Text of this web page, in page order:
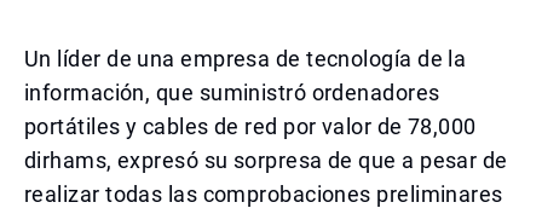
Un líder de una empresa de tecnología de la
información, que suministró ordenadores
portátiles y cables de red por valor de 78,000
dirhams, expresó su sorpresa de que a pesar de
realizar todas las comprobaciones preliminares